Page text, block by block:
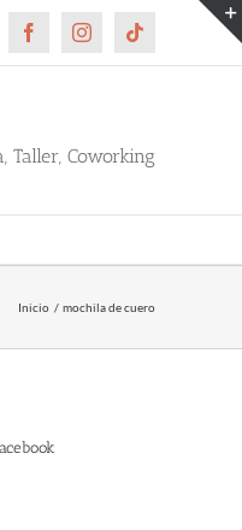
FacebookInstagramTiktok
Taller, Coworking
Inicio mochila de cuero